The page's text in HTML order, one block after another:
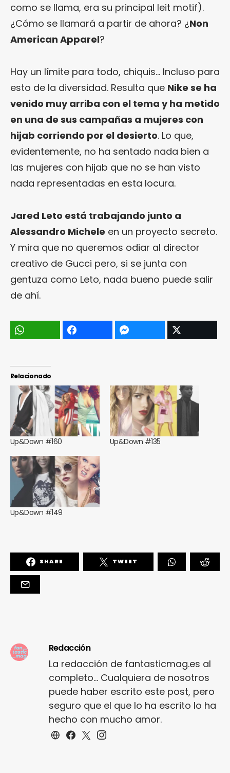
como se llama, era su principal leit motif).
¿Cómo se llamará a partir de ahora? ¿Non
American Apparel?
Hay un límite para todo, chiquis… Incluso para
esto de la diversidad. Resulta que Nike se ha
venido muy arriba con el tema y ha metido
en una de sus campañas a mujeres con
hijab corriendo por el desierto. Lo que,
evidentemente, no ha sentado nada bien a
las mujeres con hijab que no se han visto
nada representadas en esta locura.
Jared Leto está trabajando junto a
Alessandro Michele en un proyecto secreto.
Y mira que no queremos odiar al director
creativo de Gucci pero, si se junta con
gentuza como Leto, nada bueno puede salir
de ahí.
Relacionado
Up&Down #160 Up&Down #135
Up&Down #149
SHARE TWEET
Redacción
La redacción de fantasticmag.es al
completo... Cualquiera de nosotros
puede haber escrito este post, pero
seguro que el que lo ha escrito lo ha
hecho con mucho amor.